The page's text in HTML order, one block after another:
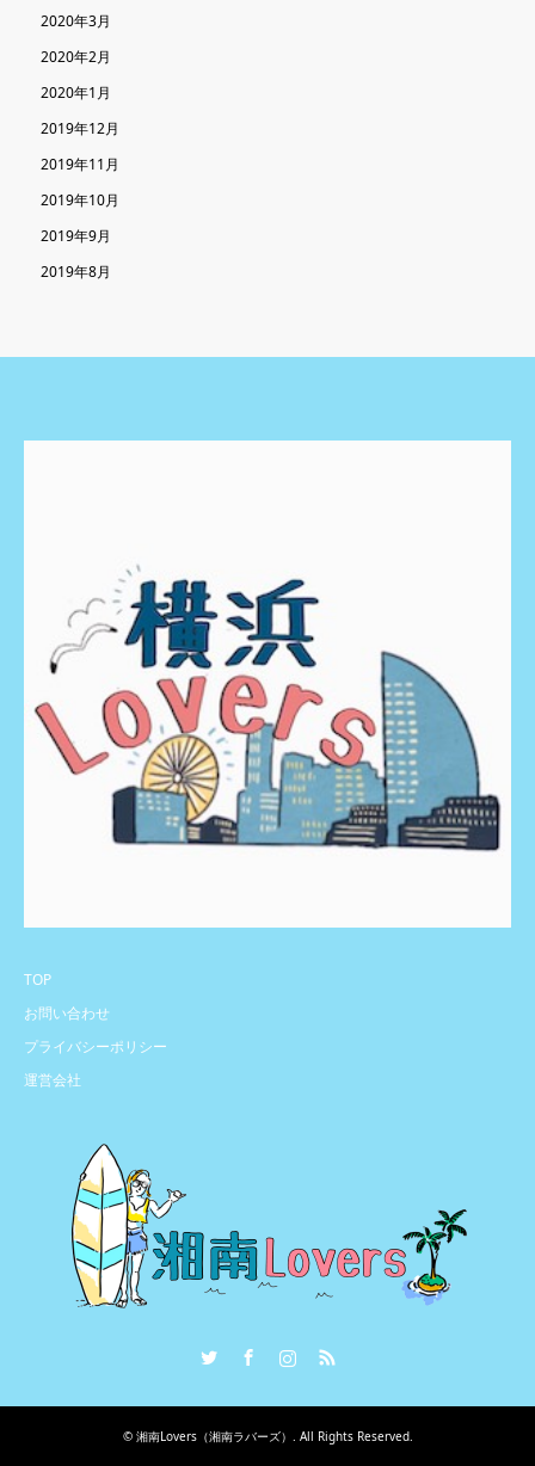
2020年3月
2020年2月
2020年1月
2019年12月
2019年11月
2019年10月
2019年9月
2019年8月
TOP
お問い合わせ
プライバシーポリシー
運営会社
InstagramRSS
© 湘南Lovers（湘南ラバーズ） . All Rights Reserved.